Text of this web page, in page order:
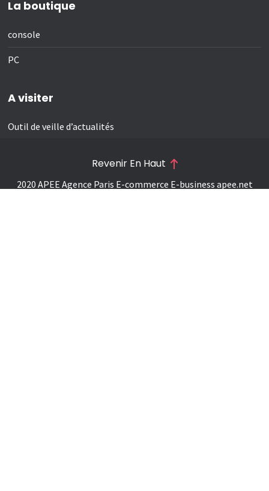
La boutique
console
PC
A visiter
Outil de veille d’actualités
2020 APEE Agence Paris E-commerce E-business apee.net
Revenir En Haut